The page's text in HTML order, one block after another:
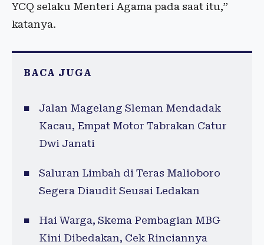
YCQ selaku Menteri Agama pada saat itu,”
katanya.
BACA JUGA
Jalan Magelang Sleman Mendadak
Kacau, Empat Motor Tabrakan Catur
Dwi Janati
Saluran Limbah di Teras Malioboro
Segera Diaudit Seusai Ledakan
Hai Warga, Skema Pembagian MBG
Kini Dibedakan, Cek Rinciannya